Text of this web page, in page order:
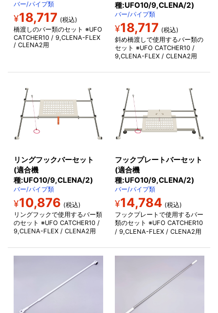
バー/パイプ類
¥18,717 (税込)
橋渡しのバー類のセット ※UFO
CATCHER10 / 9,CLENA-FLEX
/ CLENA2用
種:UFO10/9,CLENA/2)
バー/パイプ類
¥18,717 (税込)
斜め橋渡しで使用するバー類の
セット ※UFO CATCHER10 /
9,CLENA-FLEX / CLENA2用
リングフックバーセット
(適合機
種:UFO10/9,CLENA/2)
バー/パイプ類
¥10,876 (税込)
リングフックで使用するバー類
のセット ※UFO CATCHER10 /
9,CLENA-FLEX / CLENA2用
フックプレートバーセット
(適合機
種:UFO10/9,CLENA/2)
バー/パイプ類
¥14,784 (税込)
フックプレートで使用するバー
類のセット ※UFO CATCHER10
/ 9,CLENA-FLEX / CLENA2用